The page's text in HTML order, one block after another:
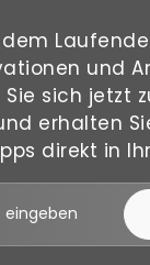
und
sich jetzt
erhalten
direkt in